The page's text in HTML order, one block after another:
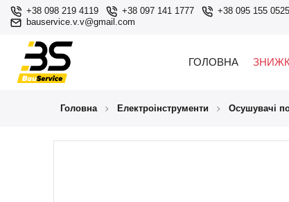
+38 098 219 4119 +38 097 141 1777
+38 095 155 0525
bauservice.v.v@gmail.com
ГОЛОВНА
Головна Електроінструменти Осушувачі